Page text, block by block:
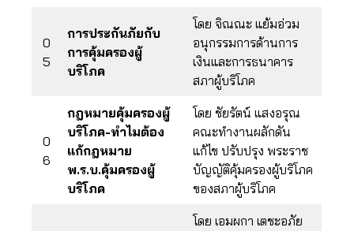
0
5
การประกันภัยกับ
การคุ้มครองผู้
บริโภค
โดย จิณณะ แย้มอ่วม
อนุกรรมการด้านการ
เงินและการธนาคาร
สภาผู้บริโภค
0
6
กฎหมายคุ้มครองผู้
บริโภค-ทำไมต้อง
แก้กฎหมาย
พ.ร.บ.คุ้มครองผู้
บริโภค
โดย ชัยรัตน์ แสงอรุณ
คณะทำงานผลักดัน
แก้ไข ปรับปรุง พระราช
บัญญัติคุ้มครองผู้บริโภค
ของสภาผู้บริโภค
โดย เอมผกา เตชะอภัย